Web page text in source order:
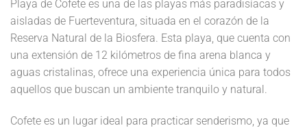
Playa de Cofete es una de las playas más paradisíacas y
aisladas de Fuerteventura, situada en el corazón de la
Reserva Natural de la Biosfera. Esta playa, que cuenta con
una extensión de 12 kilómetros de fina arena blanca y
aguas cristalinas, ofrece una experiencia única para todos
aquellos que buscan un ambiente tranquilo y natural.
Cofete es un lugar ideal para practicar senderismo, ya que